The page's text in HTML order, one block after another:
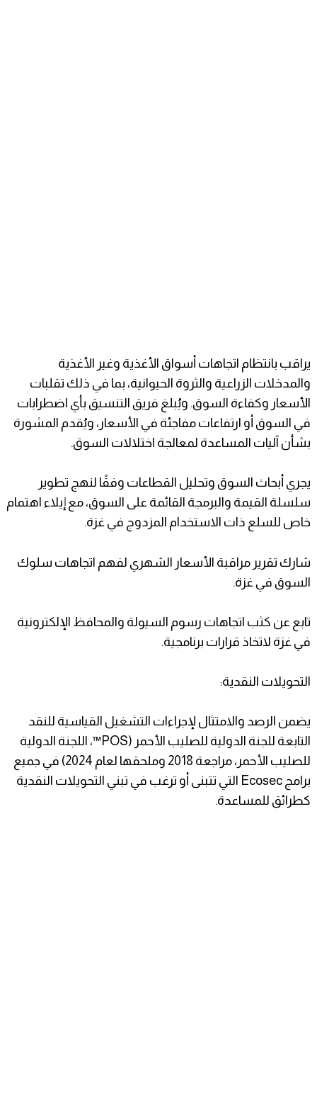
يراقب بانتظام اتجاهات أسواق الأغذية وغير الأغذية
والمدخلات الزراعية والثروة الحيوانية، بما في ذلك تقلبات
الأسعار وكفاءة السوق. ويُبلغ فريق التنسيق بأي اضطرابات
في السوق أو ارتفاعات مفاجئة في الأسعار، ويُقدم المشورة
بشأن آليات المساعدة لمعالجة اختلالات السوق.
يجري أبحاث السوق وتحليل القطاعات وفقًا لنهج تطوير
سلسلة القيمة والبرمجة القائمة على السوق، مع إيلاء اهتمام
خاص للسلع ذات الاستخدام المزدوج في غزة.
شارك تقرير مراقبة الأسعار الشهري لفهم اتجاهات سلوك
السوق في غزة.
تابع عن كثب اتجاهات رسوم السيولة والمحافظ الإلكترونية
في غزة لاتخاذ قرارات برنامجية.
التحويلات النقدية:
يضمن الرصد والامتثال لإجراءات التشغيل القياسية للنقد
التابعة للجنة الدولية للصليب الأحمر (POS™، اللجنة الدولية
للصليب الأحمر، مراجعة 2018 وملحقها لعام 2024) في جميع
برامج Ecosec التي تتبنى أو ترغب في تبني التحويلات النقدية
كطرائق للمساعدة.